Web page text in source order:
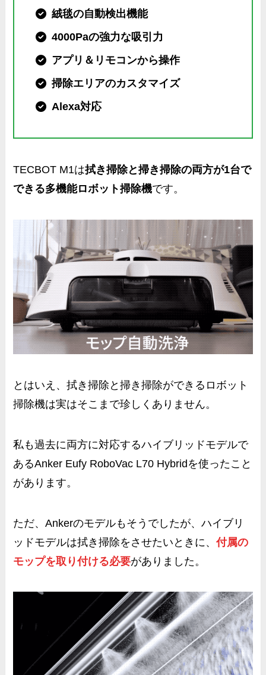
絨毯の自動検出機能
4000Paの強力な吸引力
アプリ＆リモコンから操作
掃除エリアのカスタマイズ
Alexa対応
TECBOT M1は拭き掃除と掃き掃除の両方が1台で
できる多機能ロボット掃除機です。
とはいえ、拭き掃除と掃き掃除ができるロボット
掃除機は実はそこまで珍しくありません。
私も過去に両方に対応するハイブリッドモデルで
あるAnker Eufy RoboVac L70 Hybridを使ったこと
があります。
ただ、Ankerのモデルもそうでしたが、ハイブリ
ッドモデルは拭き掃除をさせたいときに、付属の
モップを取り付ける必要がありました。